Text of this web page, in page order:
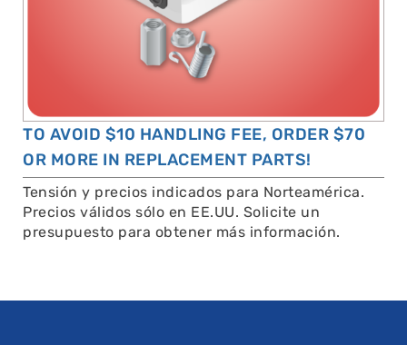
TO AVOID $10 HANDLING FEE, ORDER $70
OR MORE IN REPLACEMENT PARTS!
Tensión y precios indicados para Norteamérica.
Precios válidos sólo en EE.UU. Solicite un
presupuesto para obtener más información.